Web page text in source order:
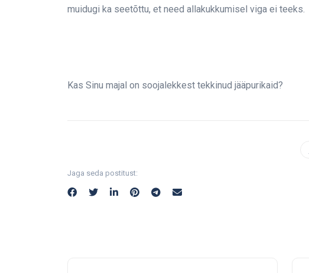
muidugi ka seetõttu, et need allakukkumisel viga ei teeks.
Kas Sinu majal on soojalekkest tekkinud jääpurikaid?
Jaga seda postitust: